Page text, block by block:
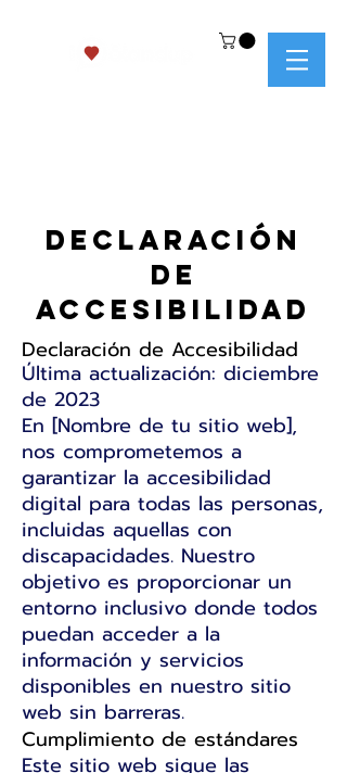
Declaración
de
accesibilidad
Declaración de Accesibilidad
Última actualización: diciembre
de 2023
En [Nombre de tu sitio web],
nos comprometemos a
garantizar la accesibilidad
digital para todas las personas,
incluidas aquellas con
discapacidades. Nuestro
objetivo es proporcionar un
entorno inclusivo donde todos
puedan acceder a la
información y servicios
disponibles en nuestro sitio
web sin barreras.
Cumplimiento de estándares
Este sitio web sigue las